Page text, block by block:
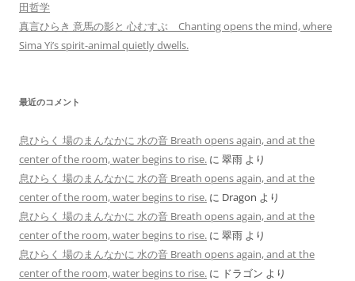
田哲学
真言ひらき 意馬の影と 心むすぶ Chanting opens the mind, where
Sima Yi’s spirit-animal quietly dwells.
最近のコメント
息ひらく 場のまんなかに 水の音 Breath opens again, and at the
center of the room, water begins to rise. に 翠雨 より
息ひらく 場のまんなかに 水の音 Breath opens again, and at the
center of the room, water begins to rise. に Dragon より
息ひらく 場のまんなかに 水の音 Breath opens again, and at the
center of the room, water begins to rise. に 翠雨 より
息ひらく 場のまんなかに 水の音 Breath opens again, and at the
center of the room, water begins to rise. に ドラゴン より